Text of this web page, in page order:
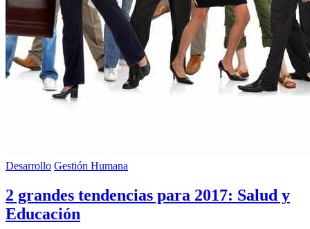
Desarrollo Gestión Humana
2 grandes tendencias para 2017: Salud y
Educación